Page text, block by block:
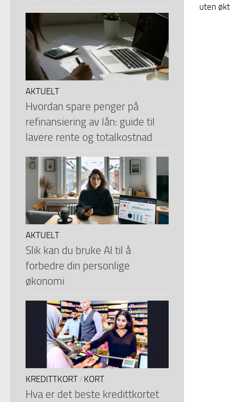
uten
AKTUELT
Hvordan spare penger på
refinansiering av lån: guide til
lavere rente og totalkostnad
AKTUELT
Slik kan du bruke AI til å
forbedre din personlige
økonomi
KREDITTKORT / KORT
Hva er det beste kredittkortet